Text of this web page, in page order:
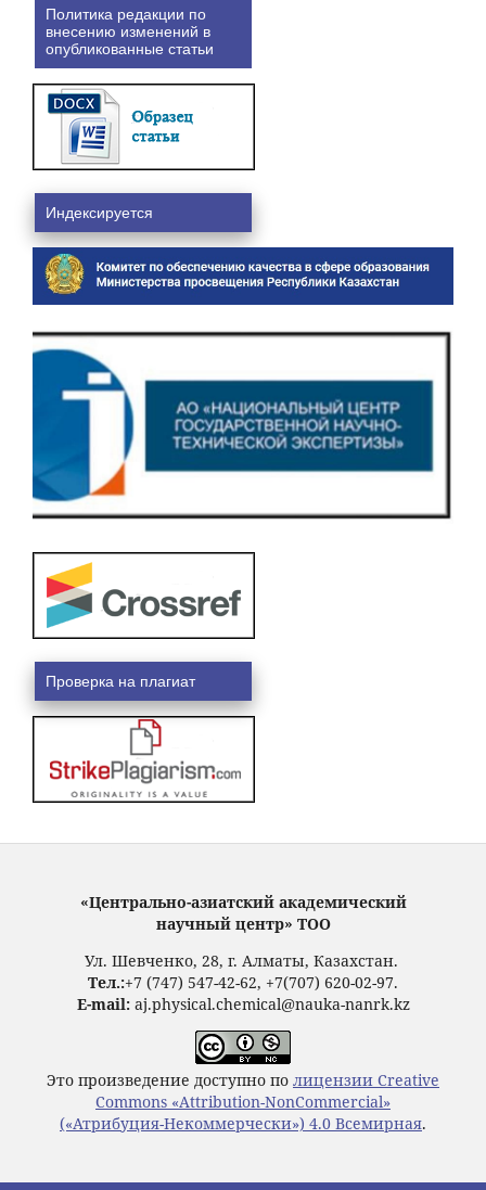
Политика редакции по
внесению изменений в
опубликованные статьи
Индексируется
Проверка на плагиат
«Центрально-азиатский академический
научный центр» ТОО
Ул. Шевченко, 28, г. Алматы, Казахстан.
Тел.:+7 (747) 547-42-62, +7(707) 620-02-97.
E-mail:aj.physical.chemical@nauka-nanrk.kz
Это произведение доступно по лицензии Creative
Commons «Attribution-NonCommercial»
(«Атрибуция-Некоммерчески») 4.0 Всемирная.